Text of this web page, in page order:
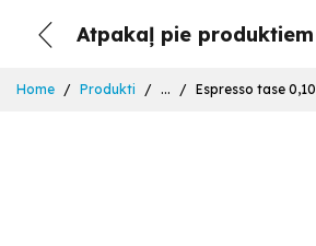
Atpakaļ pie produktiem
Home Produkti ... Espresso tase 0,10 l